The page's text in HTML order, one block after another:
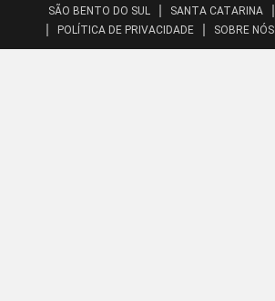
SÃO BENTO DO SUL
SANTA CATARINA
POLÍTICA DE PRIVACIDADE
SOBRE NÓS